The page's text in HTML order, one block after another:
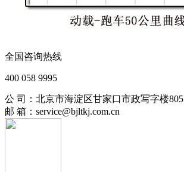
全国咨询热线
400 058 9995
公 司：北京市海淀区甘家口市政写字楼805
邮 箱：service@bjltkj.com.cn